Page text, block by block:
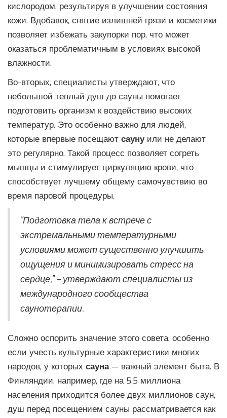
кислородом, результируя в улучшении состояния
кожи. Вдобавок, снятие излишней грязи и косметики
позволяет избежать закупорки пор, что может
оказаться проблематичным в условиях высокой
влажности.
Во-вторых, специалисты утверждают, что
небольшой теплый душ до сауны помогает
подготовить организм к воздействию высоких
температур. Это особенно важно для людей,
которые впервые посещают саунуили не делают
это регулярно. Такой процесс позволяет согреть
мышцы и стимулирует циркуляцию крови, что
способствует лучшему общему самочувствию во
время паровой процедуры.
"Подготовка тела к встрече с
экстремальными температурными
условиями может существенно улучшить
ощущения и минимизировать стресс на
сердце," – утверждают специалисты из
международного сообщества
саунотерапии.
Сложно оспорить значение этого совета, особенно
если учесть культурные характеристики многих
народов, у которых сауна— важный элемент быта. В
Финляндии, например, где на 5,5 миллиона
населения приходится более двух миллионов саун,
душ перед посещением сауны рассматривается как